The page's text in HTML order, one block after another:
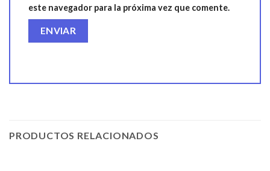
este navegador para la próxima vez que comente.
PRODUCTOS RELACIONADOS